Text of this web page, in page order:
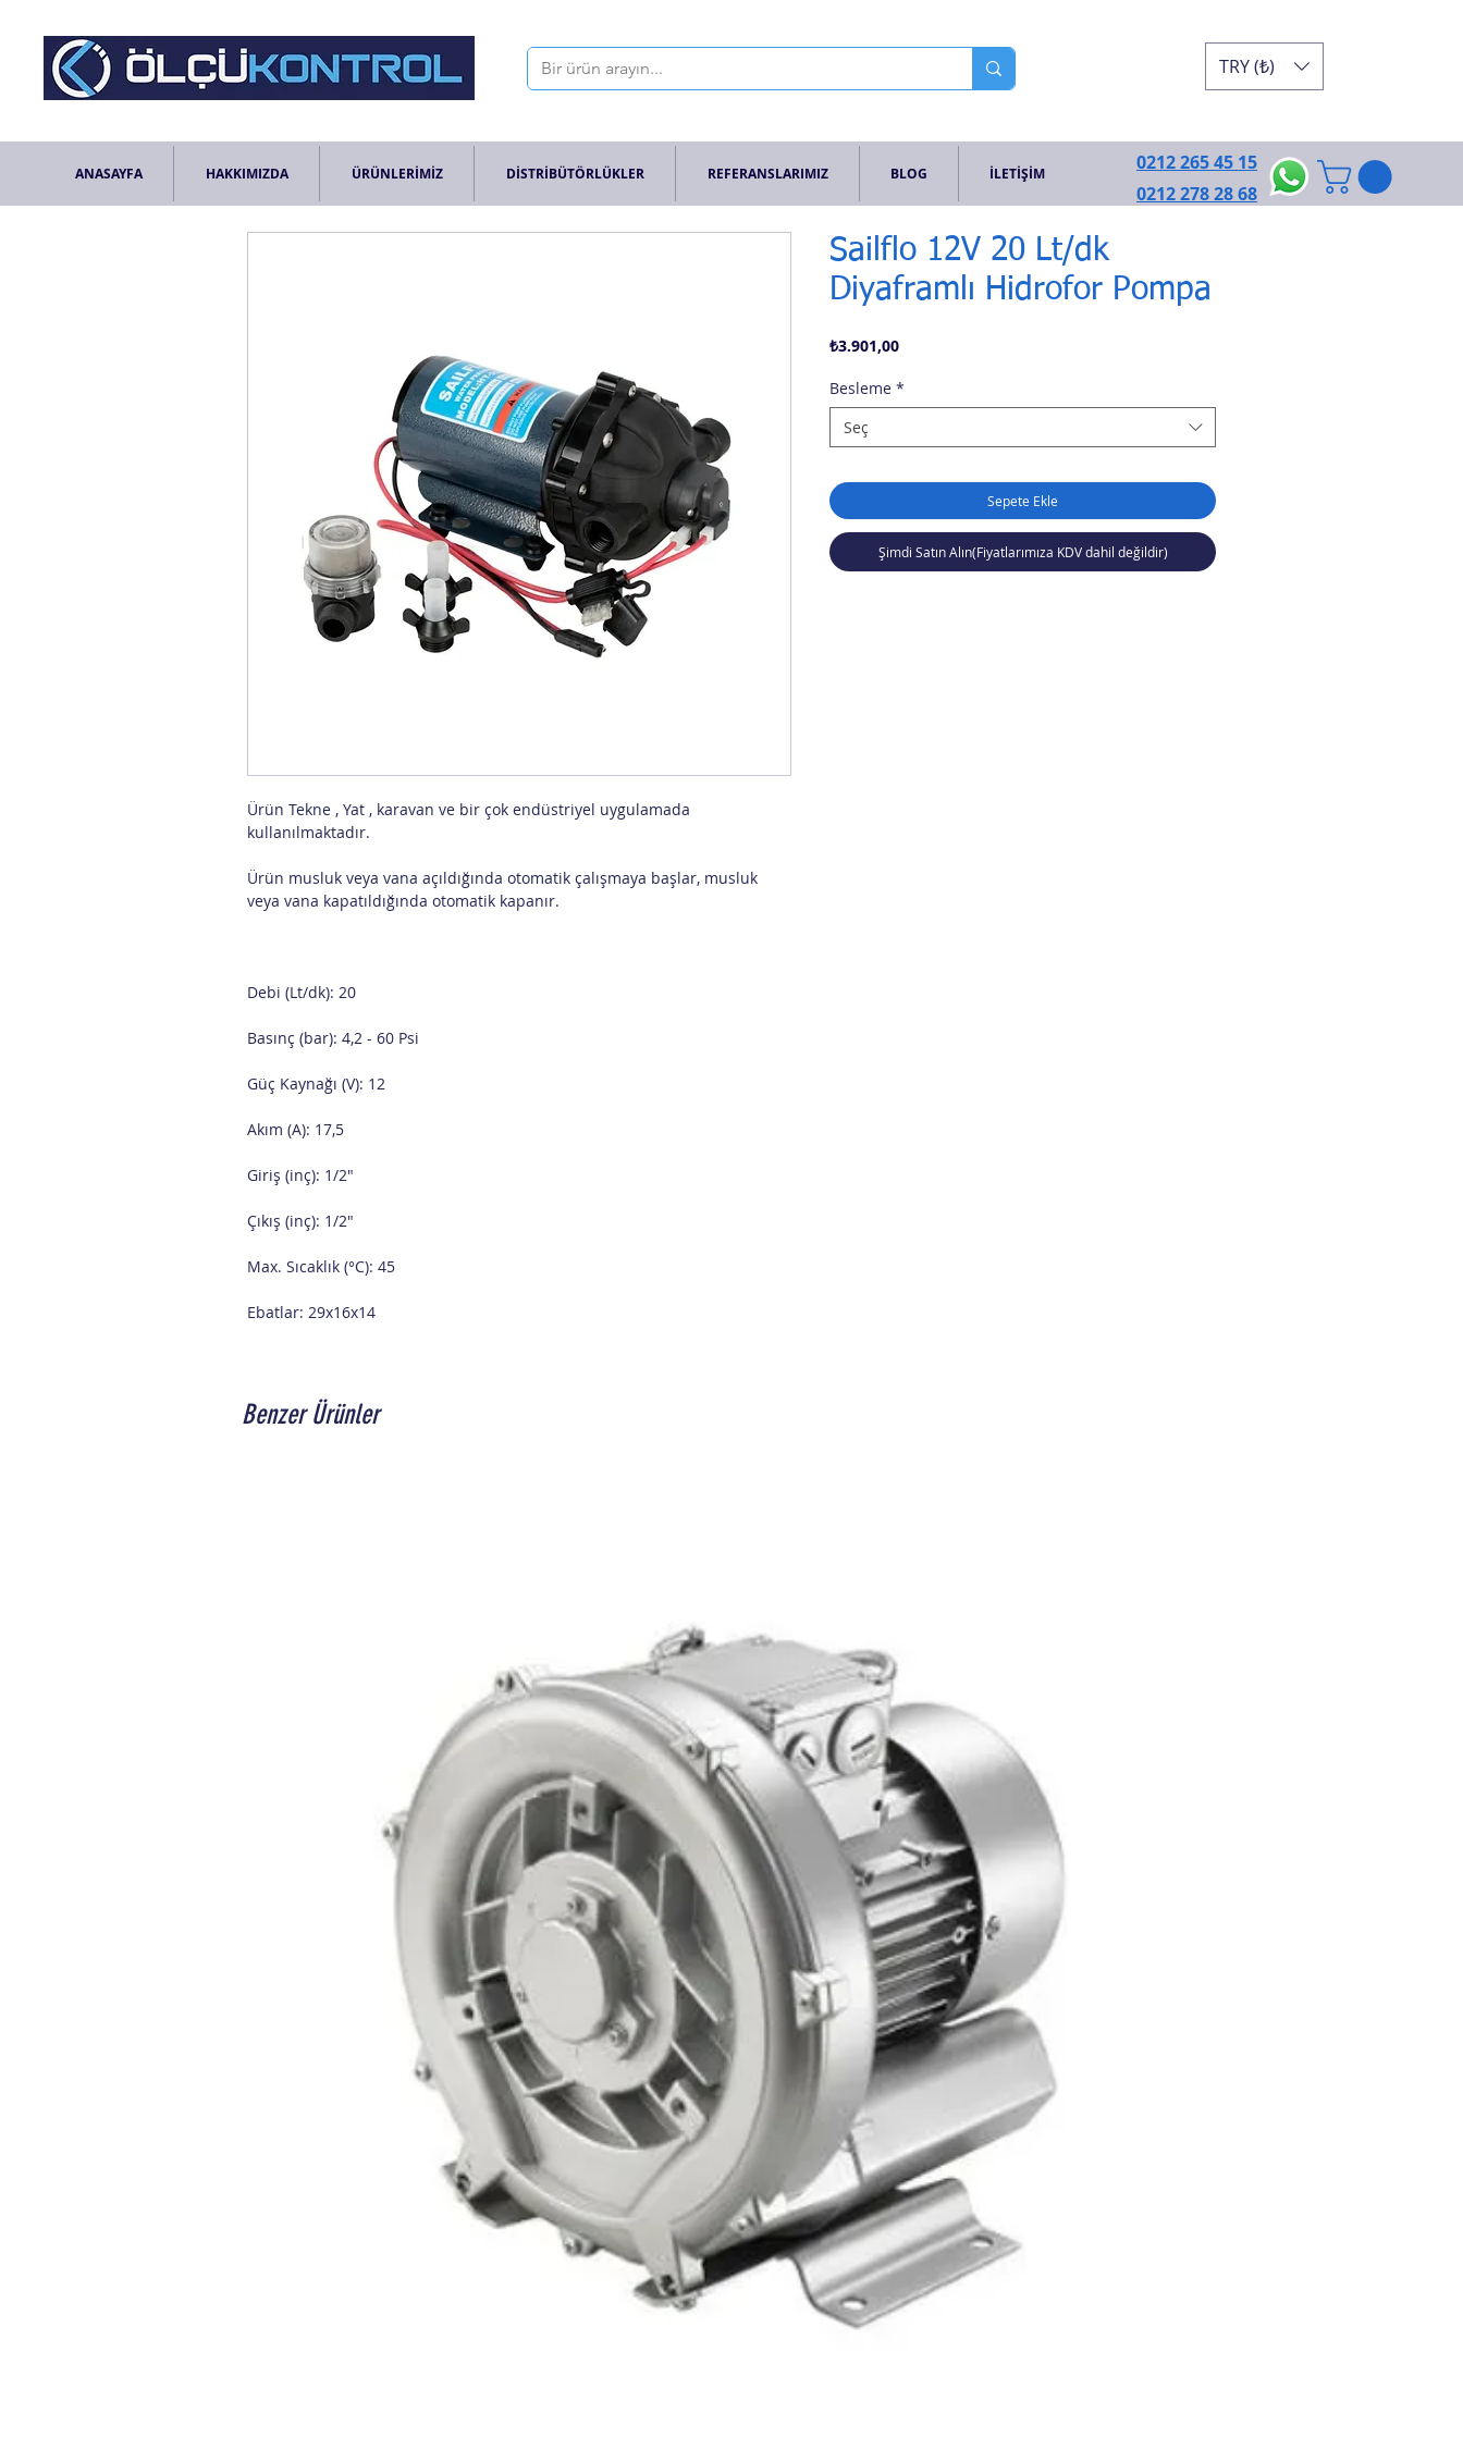
TRY (₺)
ANASAYFA HAKKIMIZDA ÜRÜNLERİMİZ DİSTRİBÜTÖRLÜKLER REFERANSLARIMIZ BLOG İLETİŞİM
0212 265 45 15
0212 278 28 68
Ürün Tekne , Yat , karavan ve bir çok endüstriyel uygulamada
kullanılmaktadır.
Ürün musluk veya vana açıldığında otomatik çalışmaya başlar, musluk
veya vana kapatıldığında otomatik kapanır.
Debi (Lt/dk): 20
Basınç (bar): 4,2 - 60 Psi
Güç Kaynağı (V): 12
Akım (A): 17,5
Giriş (inç): 1/2"
Çıkış (inç): 1/2"
Max. Sıcaklık (°C): 45
Ebatlar: 29x16x14
Sailflo 12V 20 Lt/dk
Diyaframlı Hidrofor Pompa
₺3.901,00Fiyat
Besleme *
Seç
Sepete Ekle
Şimdi Satın Alın(Fiyatlarımıza KDV dahil değildir)
Benzer Ürünler